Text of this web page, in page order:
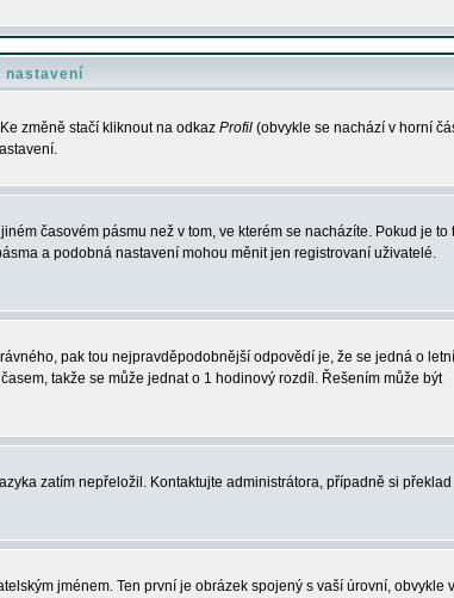
nastavení
změně stačí kliknout na odkaz Profil (obvykle se nachází v horní
časovém pásmu než v tom, ve kterém se nacházíte. Pokud je to
a podobná nastavení mohou měnit jen registrovaní uživatelé.
pak tou nejpravděpodobnější odpovědí je, že se jedná o letní
takže se může jednat o 1 hodinový rozdíl. Řešením může být
zatím nepřeložil. Kontaktujte administrátora, případně si překlad
jménem. Ten první je obrázek spojený s vaší úrovní, obvykle